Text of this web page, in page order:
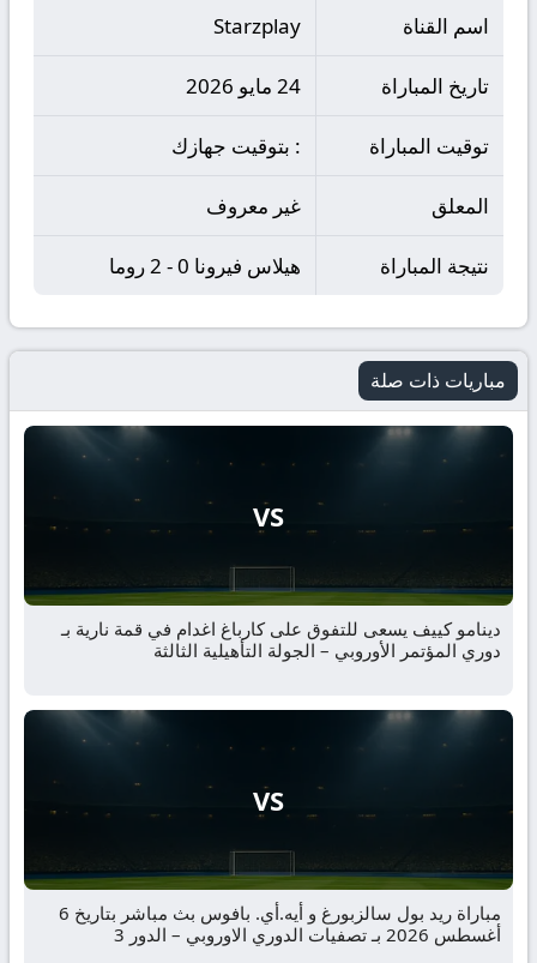
اسم القناة Starzplay
تاريخ المباراة 24 مايو 2026
توقيت المباراة : بتوقيت جهازك
المعلق غير معروف
نتيجة المباراة هيلاس فيرونا 0 - 2 روما
مباريات ذات صلة
VS
دينامو كييف يسعى للتفوق على كارباغ اغدام في قمة نارية بـ
دوري المؤتمر الأوروبي – الجولة التأهيلية الثالثة
VS
مباراة ريد بول سالزبورغ و أيه.أي. بافوس بث مباشر بتاريخ 6
أغسطس 2026 بـ تصفيات الدوري الاوروبي – الدور 3